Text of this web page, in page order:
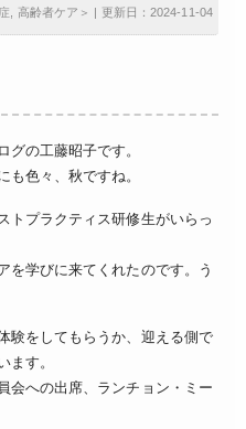
高齢者ケア ＞ | 更新日：2024-11-04
グの工藤昭子です。
色々、秋ですね。
トプラクティス研修生がいらっ
を学びに来てくれたのです。う
験をしてもらうか、迎える側で
ます。
会への出席、ランチョン・ミー